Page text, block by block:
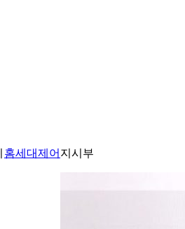
홈세대제어 지시부